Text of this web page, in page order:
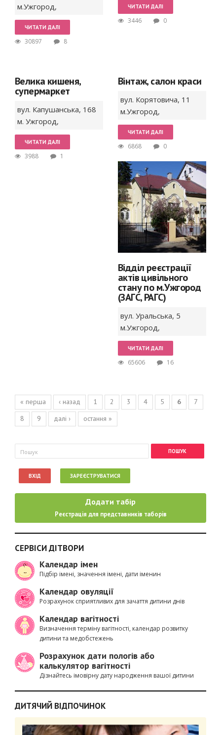
м.Ужгород,
ЧИТАТИ ДАЛІ
30897 8
ЧИТАТИ ДАЛІ
3446 0
Велика кишеня,
супермаркет
вул. Капушанська, 168
м. Ужгород,
ЧИТАТИ ДАЛІ
3988 1
Вінтаж, салон краси
вул. Корятовича, 11
м.Ужгород,
ЧИТАТИ ДАЛІ
6868 0
Відділ реєстрації
актів цивільного
стану по м.Ужгород
(ЗАГС, РАГС)
вул. Уральська, 5
м.Ужгород,
ЧИТАТИ ДАЛІ
65606 16
Сторінки
« перша ‹ назад 1 2 3 4 5 6
7
8
9 далі › остання »
Пошукова форма
Пошук
ВХІД ЗАРЕЄСТРУВАТИСЯ
Додати табір
Реєстрація для представників таборів
СЕРВІСИ ДІТВОРИ
Календар імен
Підбір імені, значення імені, дати іменин
Календар овуляції
Розрахунок сприятливих для зачаття дитини днів
Календар вагітності
Визначення терміну вагітності, календар розвитку
дитини та медобстежень
Розрахунок дати пологів або
калькулятор вагітності
Дізнайтесь імовірну дату народження вашої дитини
ДИТЯЧИЙ ВІДПОЧИНОК